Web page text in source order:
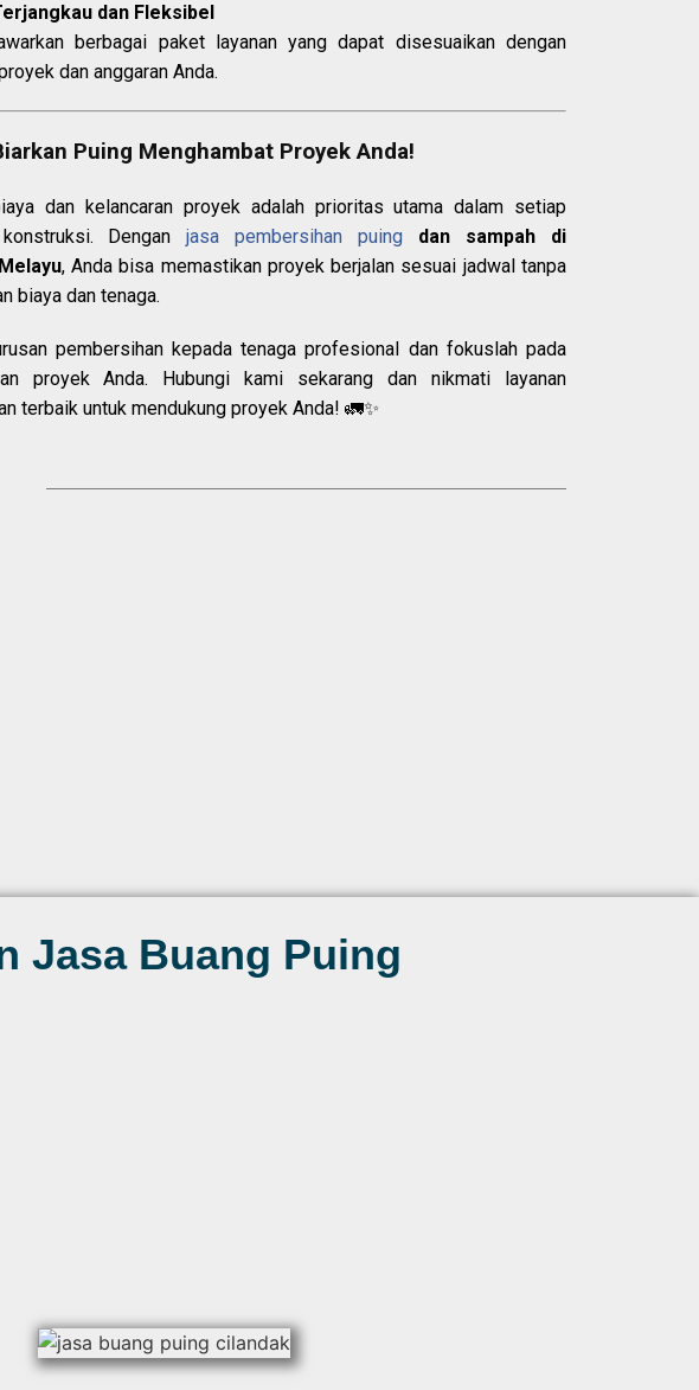
dan Fleksibel
berbagai paket layanan yang dapat disesuaikan dengan
dan anggaran Anda.
Puing Menghambat Proyek Anda!
dan kelancaran proyek adalah prioritas utama dalam setiap
konstruksi. Denganjasa pembersihan puing dan sampah di
, Anda bisa memastikan proyek berjalan sesuai jadwal tanpa
biaya dan tenaga.
pembersihan kepada tenaga profesional dan fokuslah pada
proyek Anda. Hubungi kami sekarang dan nikmati layanan
terbaik untuk mendukung proyek Anda! 🚛✨
Jasa Buang Puing